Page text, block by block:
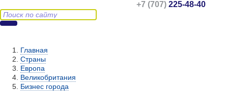
+7 (707) 225-48-40
Главная
Страны
Европа
Великобритания
Бизнес города